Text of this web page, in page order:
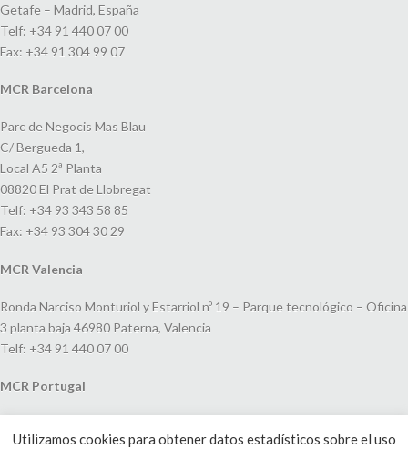
Getafe – Madrid, España
Telf: +34 91 440 07 00
Fax: +34 91 304 99 07
MCR Barcelona
Parc de Negocis Mas Blau
C/ Bergueda 1,
Local A5 2ª Planta
08820 El Prat de Llobregat
Telf: +34 93 343 58 85
Fax: +34 93 304 30 29
MCR Valencia
Ronda Narciso Monturiol y Estarriol nº 19 – Parque tecnológico – Oficina
3 planta baja 46980 Paterna, Valencia
Telf: +34 91 440 07 00
MCR Portugal
João V, 24
Utilizamos cookies para obtener datos estadísticos sobre el uso